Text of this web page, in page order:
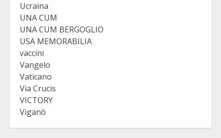
Ucraina
UNA CUM
UNA CUM BERGOGLIO
USA MEMORABILIA
vaccini
Vangelo
Vaticano
Via Crucis
VICTORY
Viganò